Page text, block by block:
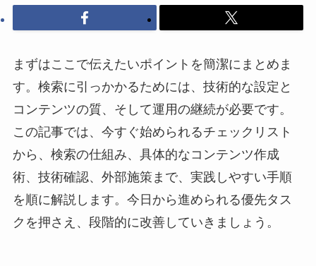
まずはここで伝えたいポイントを簡潔にまとめま
す。検索に引っかかるためには、技術的な設定と
コンテンツの質、そして運用の継続が必要です。
この記事では、今すぐ始められるチェックリスト
から、検索の仕組み、具体的なコンテンツ作成
術、技術確認、外部施策まで、実践しやすい手順
を順に解説します。今日から進められる優先タス
クを押さえ、段階的に改善していきましょう。